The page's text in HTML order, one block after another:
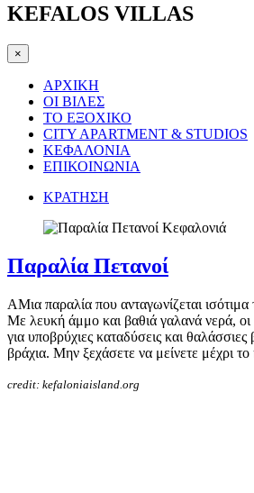
KEFALOS VILLAS
×
ΑΡΧΙΚΗ
ΟΙ ΒΙΛΕΣ
ΤΟ ΕΞΟΧΙΚΟ
CITY APARTMENT & STUDIOS
ΚΕΦΑΛΟΝΙΑ
ΕΠΙΚΟΙΝΩΝΙΑ
ΚΡΑΤΗΣΗ
Παραλία Πετανοί
AΜια παραλία που ανταγωνίζεται
Με λευκή άμμο και βαθιά γαλανά νερά, οι
για υποβρύχιες καταδύσεις και
βράχια. Μην ξεχάσετε να μείνετε μέχρι
credit: kefaloniaisland.org